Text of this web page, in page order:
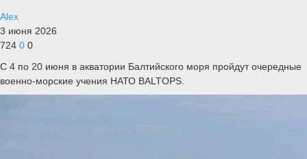
Alex
3 июня 2026
724 0 0
С 4 по 20 июня в акватории Балтийского моря пройдут очередные
военно-морские учения НАТО BALTOPS.